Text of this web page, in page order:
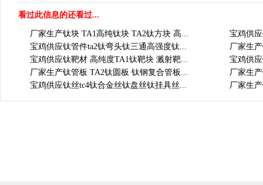
看过此信息的还看过...
厂家生产钛块 TA1高纯钛块 TA2钛方块 高...
宝鸡供
宝鸡供应钛管件ta2钛弯头钛三通高强度钛...
厂家生
宝鸡供应钛靶材 高纯度TA1钛靶块 溅射靶...
宝鸡供
厂家生产钛管板 TA2钛圆板 钛钢复合管板...
厂家生
宝鸡供应钛丝tc4钛合金丝钛盘丝钛挂具丝...
厂家生